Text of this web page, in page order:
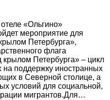
«Ольгино»
мероприятие для
Петербурга»,
флага
Петербурга» – цикл
поддержку иностранных
в Северной столице, а
условий для социальной,
мигрантов.Для…